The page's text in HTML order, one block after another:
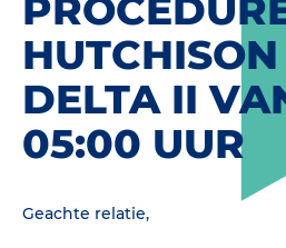
DELTA II
05:00 UUR
Geachte relatie,